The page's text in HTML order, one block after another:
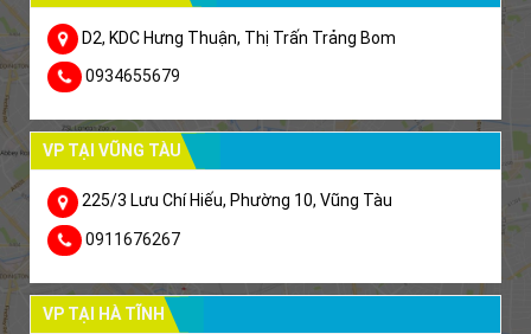
D2, KDC Hưng Thuận, Thị Trấn Trảng Bom
0934655679
VP TẠI VŨNG TÀU
225/3 Lưu Chí Hiếu, Phường 10, Vũng Tàu
0911676267
VP TẠI HÀ TĨNH